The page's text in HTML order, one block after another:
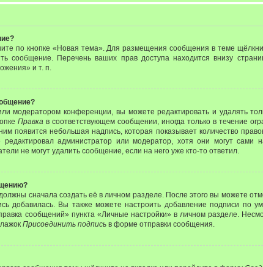
по кнопке «Новая тема». Для размещения сообщения в теме
сообщение. Перечень ваших прав доступа находится внизу
и т. п.
модератором конференции, вы можете редактировать и удалять
Правкав соответствующем сообщении, иногда только в течение
появится небольшая надпись, которая показывает количество
администратор или модератор, хотя они могут сами
не могут удалить сообщение, если на него уже кто-то ответил.
сначала создать её в личном разделе. После этого вы можете
добавилась. Вы также можете настроить добавление подписи по
сообщений» пункта «Личные настройки» в личном разделе.
Присоединить подпись в форме отправки сообщения.